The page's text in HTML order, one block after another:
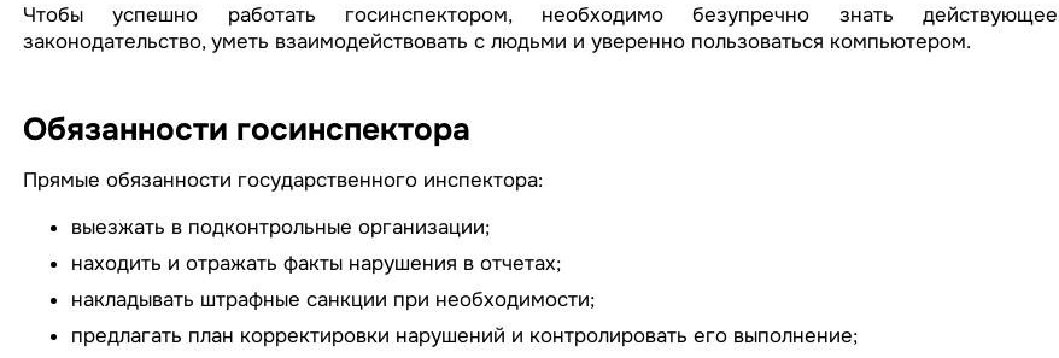
Чтобы успешно работать госинспектором, необходимо безупречно знать действующее
законодательство, уметь взаимодействовать с людьми и уверенно пользоваться компьютером.
Обязанности госинспектора
Прямые обязанности государственного инспектора:
выезжать в подконтрольные организации;
находить и отражать факты нарушения в отчетах;
накладывать штрафные санкции при необходимости;
предлагать план корректировки нарушений и контролировать его выполнение;